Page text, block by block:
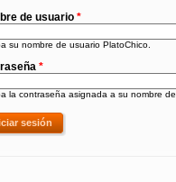
de usuario *
su nombre de usuario PlatoChico.
*
la contraseña asignada a su nombre